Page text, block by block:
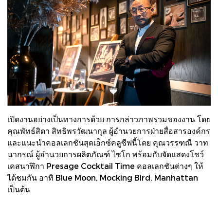
เปิดงานอย่างเป็นทางการด้วย การกล่าวภาพรวมของงาน โดย
คุณพัทธ์สิตา สิทธิพรวัฒนากุล ผู้อำนวยการฝ่ายสื่อสารองค์กร
และแนะนำคอลเลกชันสุดเอ็กซ์คลูซีฟนี้โดย คุณวรรฑณี วาท
นากรณ์ ผู้อำนวยการผลิตภัณฑ์ ไซโก พร้อมกับจัดแสดงโชว์
เคสนาฬิกา Presage Cocktail Time คอลเลกชันต่างๆ ให้
ได้ชมกัน อาทิ Blue Moon, Mocking Bird, Manhattan
เป็นต้น